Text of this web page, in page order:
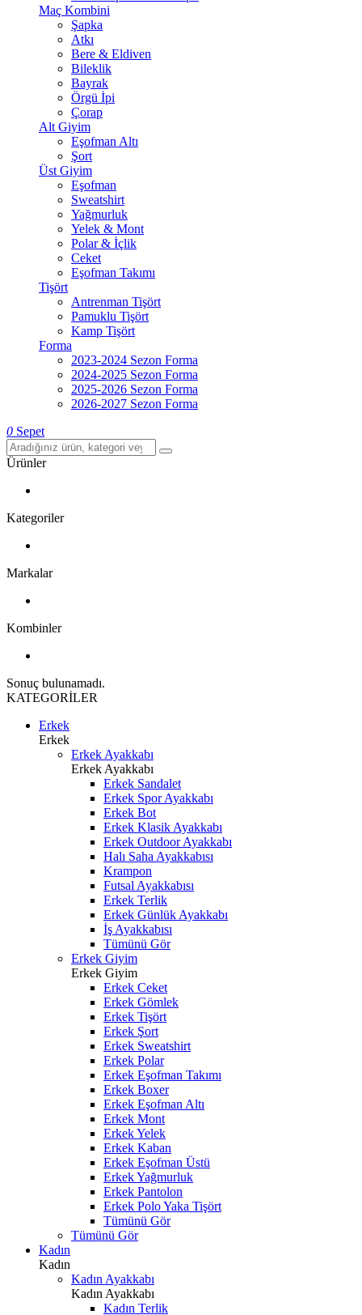
Maç Kombini
Şapka
Atkı
Bere & Eldiven
Bileklik
Bayrak
Örgü İpi
Çorap
Alt Giyim
Eşofman Altı
Şort
Üst Giyim
Eşofman
Sweatshirt
Yağmurluk
Yelek & Mont
Polar & İçlik
Ceket
Eşofman Takımı
Tişört
Antrenman Tişört
Pamuklu Tişört
Kamp Tişört
Forma
2023-2024 Sezon Forma
2024-2025 Sezon Forma
2025-2026 Sezon Forma
2026-2027 Sezon Forma
0 Sepet
Ürünler
Kategoriler
Markalar
Kombinler
Sonuç bulunamadı.
KATEGORİLER
Erkek
Erkek
Erkek Ayakkabı
Erkek Ayakkabı
Erkek Sandalet
Erkek Spor Ayakkabı
Erkek Bot
Erkek Klasik Ayakkabı
Erkek Outdoor Ayakkabı
Halı Saha Ayakkabısı
Krampon
Futsal Ayakkabısı
Erkek Terlik
Erkek Günlük Ayakkabı
İş Ayakkabısı
Tümünü Gör
Erkek Giyim
Erkek Giyim
Erkek Ceket
Erkek Gömlek
Erkek Tişört
Erkek Şort
Erkek Sweatshirt
Erkek Polar
Erkek Eşofman Takımı
Erkek Boxer
Erkek Eşofman Altı
Erkek Mont
Erkek Yelek
Erkek Kaban
Erkek Eşofman Üstü
Erkek Yağmurluk
Erkek Pantolon
Erkek Polo Yaka Tişört
Tümünü Gör
Tümünü Gör
Kadın
Kadın
Kadın Ayakkabı
Kadın Ayakkabı
Kadın Terlik